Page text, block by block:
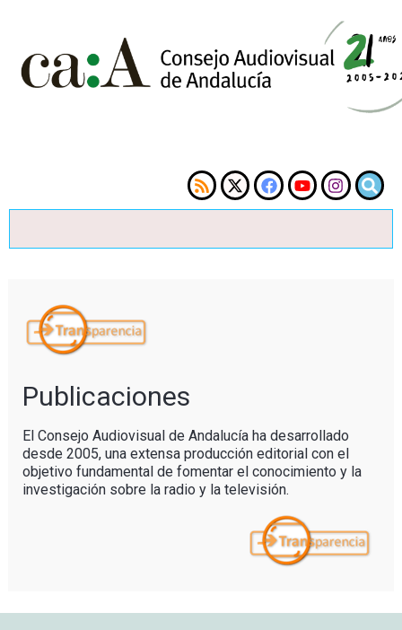
Publicaciones
El Consejo Audiovisual de Andalucía ha desarrollado
desde 2005, una extensa producción editorial con el
objetivo fundamental de fomentar el conocimiento y la
investigación sobre la radio y la televisión.